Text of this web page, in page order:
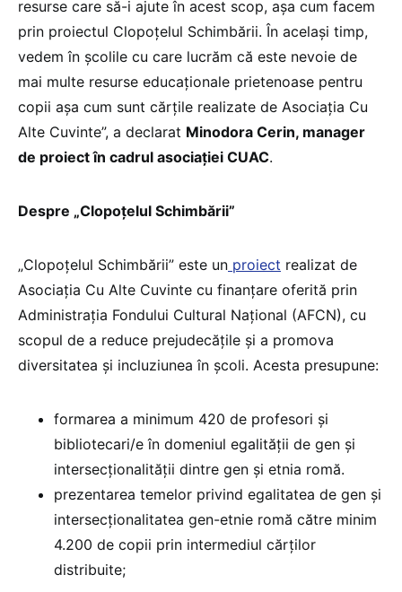
resurse care să-i ajute în acest scop, așa cum facem
prin proiectul Clopoțelul Schimbării. În același timp,
vedem în școlile cu care lucrăm că este nevoie de
mai multe resurse educaționale prietenoase pentru
copii așa cum sunt cărțile realizate de Asociația Cu
Alte Cuvinte”, a declarat Minodora Cerin, manager
de proiect în cadrul asociației CUAC.
Despre „Clopoțelul Schimbării”
„Clopoțelul Schimbării” este un proiect realizat de
Asociația Cu Alte Cuvinte cu finanțare oferită prin
Administraţia Fondului Cultural Naţional (AFCN), cu
scopul de a reduce prejudecățile și a promova
diversitatea și incluziunea în școli. Acesta presupune:
formarea a minimum 420 de profesori și
bibliotecari/e în domeniul egalității de gen și
intersecționalității dintre gen și etnia romă.
prezentarea temelor privind egalitatea de gen și
intersecționalitatea gen-etnie romă către minim
4.200 de copii prin intermediul cărților
distribuite;